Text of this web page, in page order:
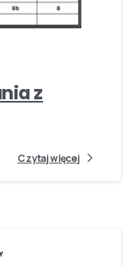
-
z
Czytaj więcej